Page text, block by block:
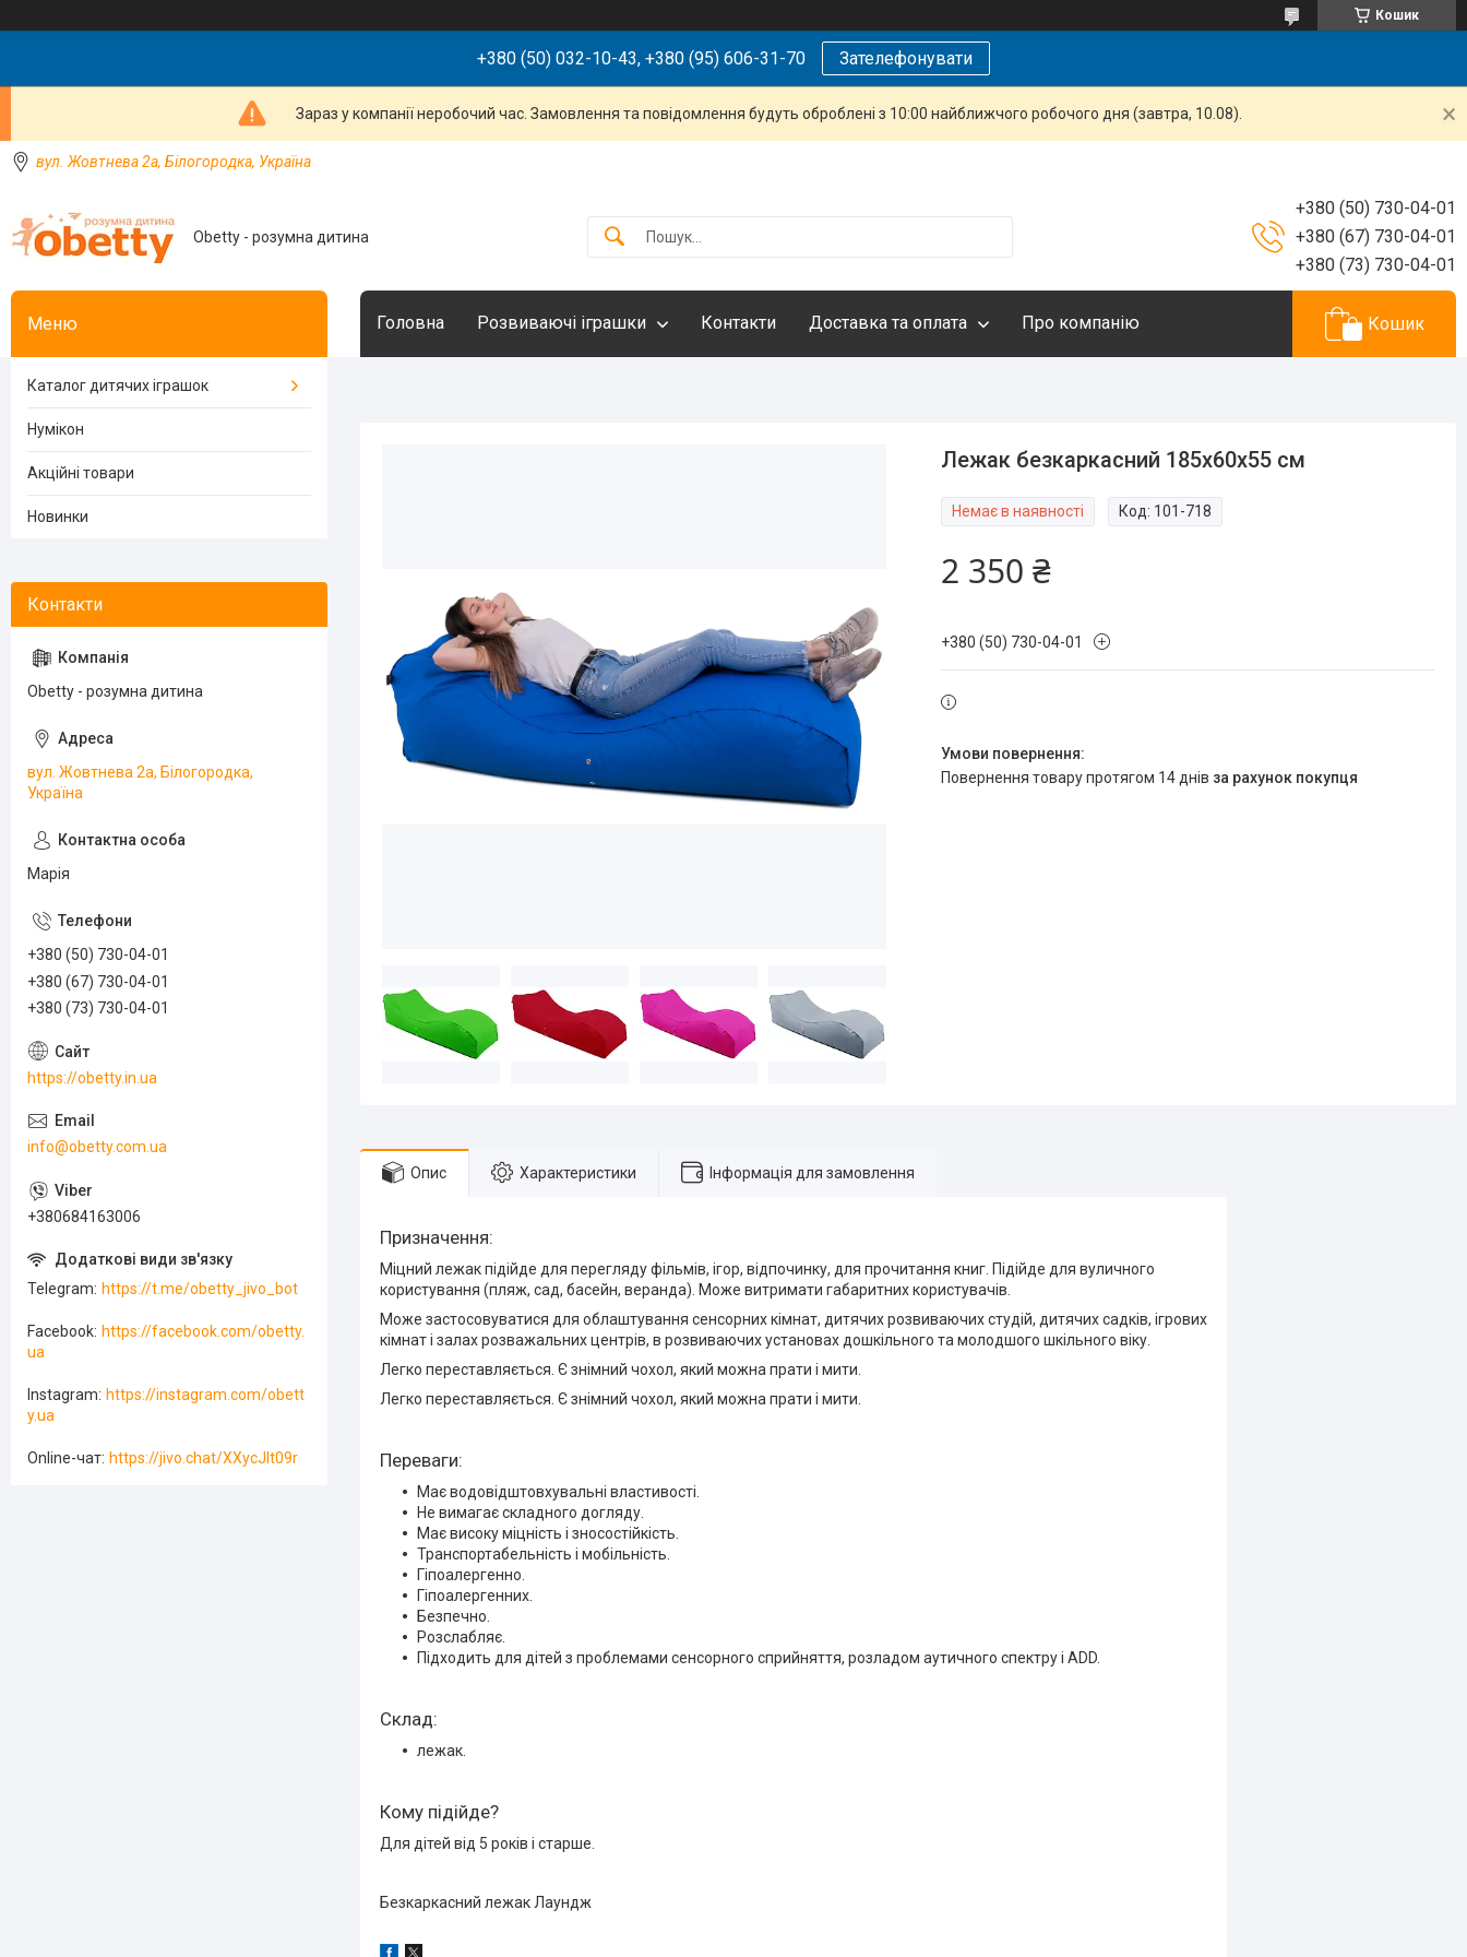
Кошик
+380 (50) 032-10-43, +380 (95) 606-31-70 Зателефонувати
Зараз у компанії неробочий час. Замовлення та повідомлення будуть оброблені з 10:00 найближчого робочого дня (завтра, 10.08).
вул. Жовтнева 2а, Білогородка, Україна
Obetty - розумна дитина
+380 (50) 730-04-01
+380 (67) 730-04-01
+380 (73) 730-04-01
Головна Розвиваючі іграшки Контакти Доставка та оплата Про компанію Кошик
Лежак безкаркасний 185х60х55 см
Немає в наявності Код: 101-718
2 350 ₴
+380 (50) 730-04-01
повернення товару протягом 14 днів за рахунок покупця
Опис Характеристики Інформація для замовлення
Призначення:
Міцний лежак підійде для перегляду фільмів, ігор, відпочинку, для прочитання книг. Підійде для вуличного
користування (пляж, сад, басейн, веранда). Може витримати габаритних користувачів.
Може застосовуватися для облаштування сенсорних кімнат, дитячих розвиваючих студій, дитячих садків, ігрових
кімнат і залах розважальних центрів, в розвиваючих установах дошкільного та молодшого шкільного віку.
Легко переставляється. Є знімний чохол, який можна прати і мити.
Легко переставляється. Є знімний чохол, який можна прати і мити.
Переваги:
Має водовідштовхувальні властивості.
Не вимагає складного догляду.
Має високу міцність і зносостійкість.
Транспортабельність і мобільність.
Гіпоалергенно.
Гіпоалергенних.
Безпечно.
Розслабляє.
Підходить для дітей з проблемами сенсорного сприйняття, розладом аутичного спектру і ADD.
Склад:
лежак.
Кому підійде?
Для дітей від 5 років і старше.
Безкаркасний лежак Лаундж
Каталог дитячих іграшок
Нумікон
Акційні товари
Новинки
Obetty - розумна дитина
вул. Жовтнева 2а, Білогородка,
Україна
Марія
+380 (50) 730-04-01
+380 (67) 730-04-01
+380 (73) 730-04-01
https://obetty.in.ua
info@obetty.com.ua
+380684163006
Telegram https://t.me/obetty_jivo_bot
Facebook https://facebook.com/obetty.
ua
Instagram
https://instagram.com/obett
y.ua
Online-чат https://jivo.chat/XXycJlt09r